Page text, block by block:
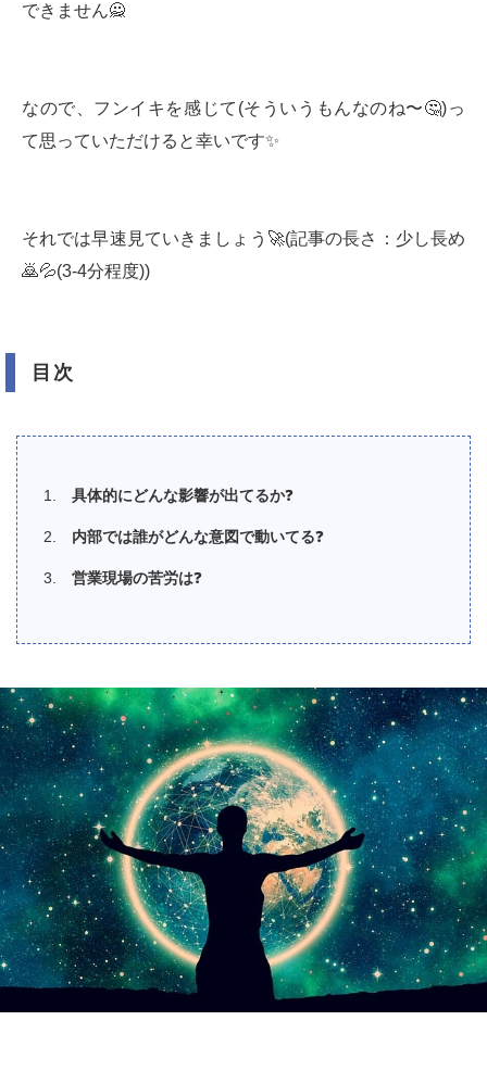
できません🙅
なので、フンイキを感じて(そういうもんなのね〜🤔)っ
て思っていただけると幸いです✨
それでは早速見ていきましょう🚀(記事の長さ：少し長め
🙇💦(3-4分程度))
目次
具体的にどんな影響が出てるか❓
内部では誰がどんな意図で動いてる❓
営業現場の苦労は❓